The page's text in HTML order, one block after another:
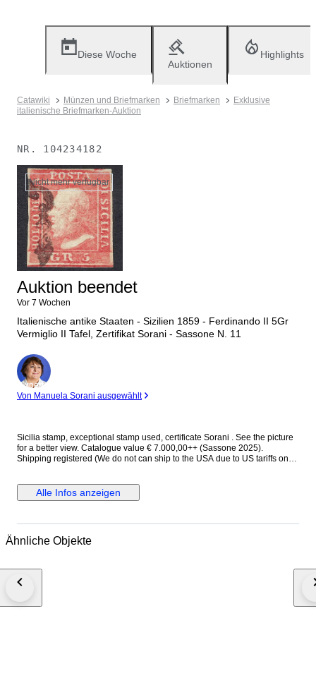
Diese Woche
Auktionen
Highlights
Catawiki Münzen und Briefmarken Briefmarken
Exklusive
italienische Briefmarken-Auktion
NR. 104234182
Nicht mehr verfügbar
Auktion beendet
Vor 7 Wochen
Italienische antike Staaten - Sizilien 1859 - Ferdinando II 5Gr
Vermiglio II Tafel, Zertifikat Sorani - Sassone N. 11
Experte
Von Manuela Sorani ausgewählt
Sicilia stamp, exceptional stamp used, certificate Sorani . See the picture
for a better view. Catalogue value € 7.000,00++ (Sassone 2025).
Shipping registered (We do not can ship to the USA due to US tariffs on
Alle Infos anzeigen
Ähnliche Objekte